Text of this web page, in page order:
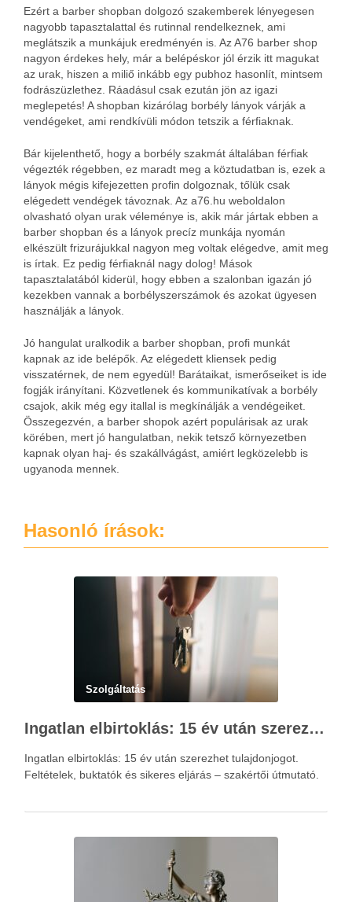
Ezért a barber shopban dolgozó szakemberek lényegesen
nagyobb tapasztalattal és rutinnal rendelkeznek, ami
meglátszik a munkájuk eredményén is. Az A76 barber shop
nagyon érdekes hely, már a belépéskor jól érzik itt magukat
az urak, hiszen a miliő inkább egy pubhoz hasonlít, mintsem
fodrászüzlethez. Ráadásul csak ezután jön az igazi
meglepetés! A shopban kizárólag borbély lányok várják a
vendégeket, ami rendkívüli módon tetszik a férfiaknak.
Bár kijelenthető, hogy a borbély szakmát általában férfiak
végezték régebben, ez maradt meg a köztudatban is, ezek a
lányok mégis kifejezetten profin dolgoznak, tőlük csak
elégedett vendégek távoznak. Az a76.hu weboldalon
olvasható olyan urak véleménye is, akik már jártak ebben a
barber shopban és a lányok precíz munkája nyomán
elkészült frizurájukkal nagyon meg voltak elégedve, amit meg
is írtak. Ez pedig férfiaknál nagy dolog! Mások
tapasztalatából kiderül, hogy ebben a szalonban igazán jó
kezekben vannak a borbélyszerszámok és azokat ügyesen
használják a lányok.
Jó hangulat uralkodik a barber shopban, profi munkát
kapnak az ide belépők. Az elégedett kliensek pedig
visszatérnek, de nem egyedül! Barátaikat, ismerőseiket is ide
fogják irányítani. Közvetlenek és kommunikatívak a borbély
csajok, akik még egy itallal is megkínálják a vendégeiket.
Összegezvén, a barber shopok azért populárisak az urak
körében, mert jó hangulatban, nekik tetsző környezetben
kapnak olyan haj- és szakállvágást, amiért legközelebb is
ugyanoda mennek.
Hasonló írások:
Szolgáltatás
Ingatlan elbirtoklás: 15 év után szerezhet tulajdonjogot – szakértői útmutató
Ingatlan elbirtoklás: 15 év után szerezhet tulajdonjogot.
Feltételek, buktatók és sikeres eljárás – szakértői útmutató.